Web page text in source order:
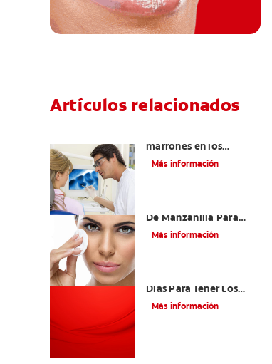
Artículos relacionados
marrones en los
dientes
Más información
De Manzanilla Para
Aliviar Las Ojeras
Más información
Días Para Tener Los
Dientes Más Blancos?
Más información